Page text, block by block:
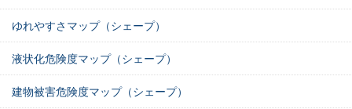
ゆれやすさマップ（シェープ）
液状化危険度マップ（シェープ）
建物被害危険度マップ（シェープ）